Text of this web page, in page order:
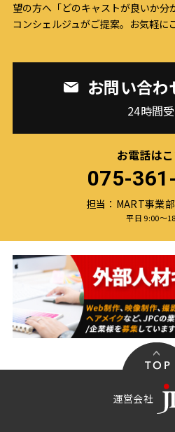
望の方へ「どのキャストが良いか分
コンシェルジュがご提案。お気軽に
お問い合
24時間
お電話は
075-
担当：MART事業
平日 9:00〜
運営会社